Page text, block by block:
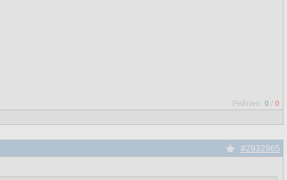
Рейтинг: 0 / 0
#2932965